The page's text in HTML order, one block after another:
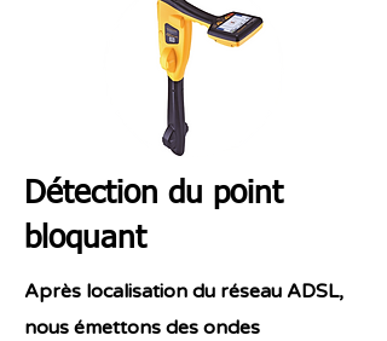
Détection du point
bloquant
Après localisation du réseau ADSL,
nous émettons des ondes